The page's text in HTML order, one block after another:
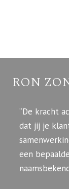
RON
“De kracht
dat jij je
een